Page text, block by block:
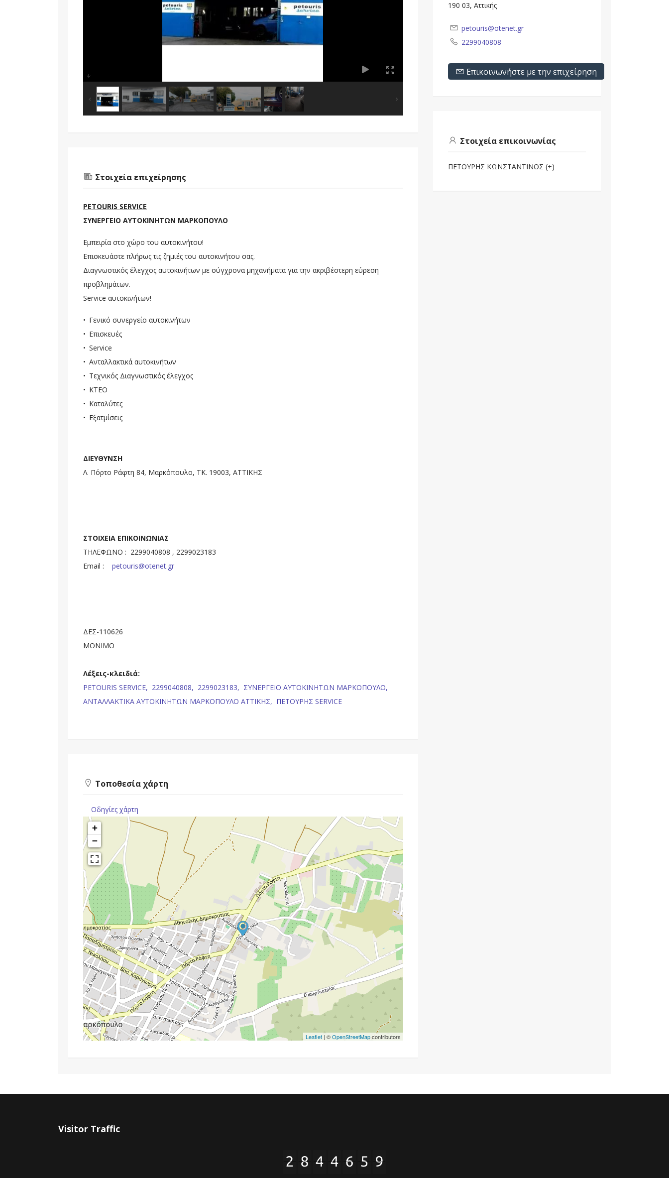
Στοιχεία επιχείρησης
PETOURIS SERVICE
ΣΥΝΕΡΓΕΙΟ ΑΥΤΟΚΙΝΗΤΩΝ ΜΑΡΚΟΠΟΥΛΟ
Εμπειρία στο χώρο του αυτοκινήτου!
Επισκευάστε πλήρως τις ζημιές του αυτοκινήτου σας.
Διαγνωστικός έλεγχος αυτοκινήτων με σύγχρονα μηχανήματα για την ακριβέστερη εύρεση
προβλημάτων.
Service αυτοκινήτων!
Γενικό συνεργείο αυτοκινήτων
Επισκευές
Service
Ανταλλακτικά αυτοκινήτων
Τεχνικός Διαγνωστικός έλεγχος
ΚΤΕΟ
Καταλύτες
Εξατμίσεις
ΔΙΕΥΘΥΝΣΗ
Λ. Πόρτο Ράφτη 84, Μαρκόπουλο, ΤΚ. 19003, ΑΤΤΙΚΗΣ
ΣΤΟΙΧΕΙΑ ΕΠΙΚΟΙΝΩΝΙΑΣ
ΤΗΛΕΦΩΝΟ : 2299040808 , 2299023183
Email : petouris@otenet.gr
ΔΕΣ-110626
ΜΟΝΙΜΟ
Λέξεις-κλειδιά:
PETOURIS SERVICE, 2299040808, 2299023183, ΣΥΝΕΡΓΕΙΟ ΑΥΤΟΚΙΝΗΤΩΝ ΜΑΡΚΟΠΟΥΛΟ,
ΑΝΤΑΛΛΑΚΤΙΚΑ ΑΥΤΟΚΙΝΗΤΩΝ ΜΑΡΚΟΠΟΥΛΟ ΑΤΤΙΚΗΣ, ΠΕΤΟΥΡΗΣ SERVICE
Τοποθεσία χάρτη
Οδηγίες χάρτη
+
−
Leaflet | ©OpenStreetMapcontributors
190 03, Αττικής
petouris@otenet.gr
2299040808
Επικοινωνήστε με την επιχείρηση
Στοιχεία επικοινωνίας
ΠΕΤΟΥΡΗΣ ΚΩΝΣΤΑΝΤΙΝΟΣ (+)
Visitor Traffic